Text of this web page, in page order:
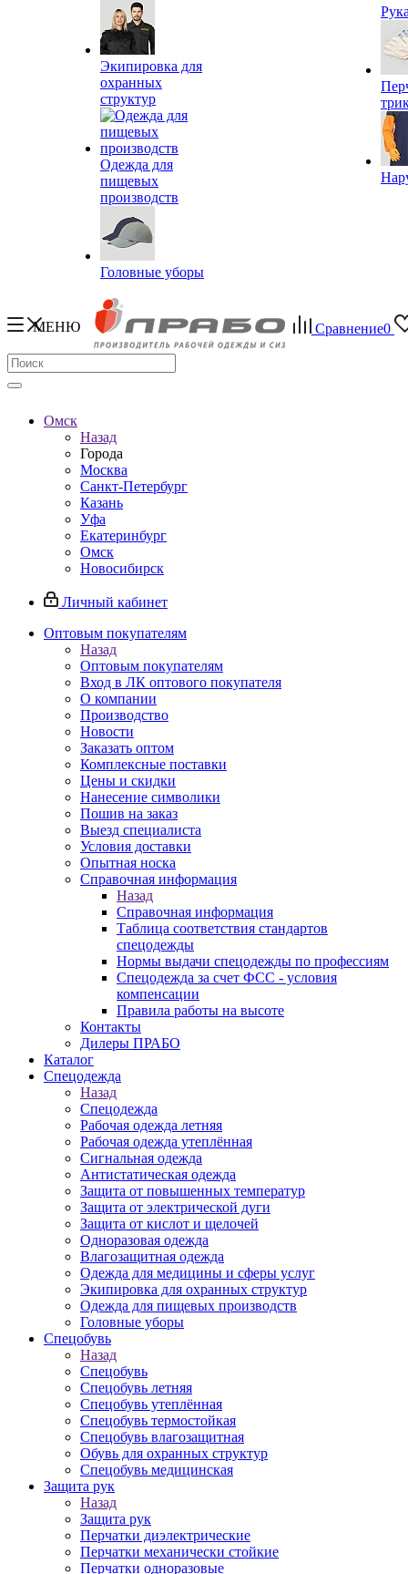
Экипировка для
охранных
структур
Одежда для
пищевых
производств
Головные уборы
МЕНЮ Сравнение0
Омск
Назад
Города
Москва
Санкт-Петербург
Казань
Уфа
Екатеринбург
Омск
Новосибирск
Личный кабинет
Оптовым покупателям
Назад
Оптовым покупателям
Вход в ЛК оптового покупателя
О компании
Производство
Новости
Заказать оптом
Комплексные поставки
Цены и скидки
Нанесение символики
Пошив на заказ
Выезд специалиста
Условия доставки
Опытная носка
Справочная информация
Назад
Справочная информация
Таблица соответствия стандартов
спецодежды
Нормы выдачи спецодежды по профессиям
Спецодежда за счет ФСС - условия
компенсации
Правила работы на высоте
Контакты
Дилеры ПРАБО
Каталог
Спецодежда
Назад
Спецодежда
Рабочая одежда летняя
Рабочая одежда утеплённая
Сигнальная одежда
Антистатическая одежда
Защита от повышенных температур
Защита от электрической дуги
Защита от кислот и щелочей
Одноразовая одежда
Влагозащитная одежда
Одежда для медицины и сферы услуг
Экипировка для охранных структур
Одежда для пищевых производств
Головные уборы
Спецобувь
Назад
Спецобувь
Спецобувь летняя
Спецобувь утеплённая
Спецобувь термостойкая
Спецобувь влагозащитная
Обувь для охранных структур
Спецобувь медицинская
Защита рук
Назад
Защита рук
Перчатки диэлектрические
Перчатки механически стойкие
Перчатки одноразовые